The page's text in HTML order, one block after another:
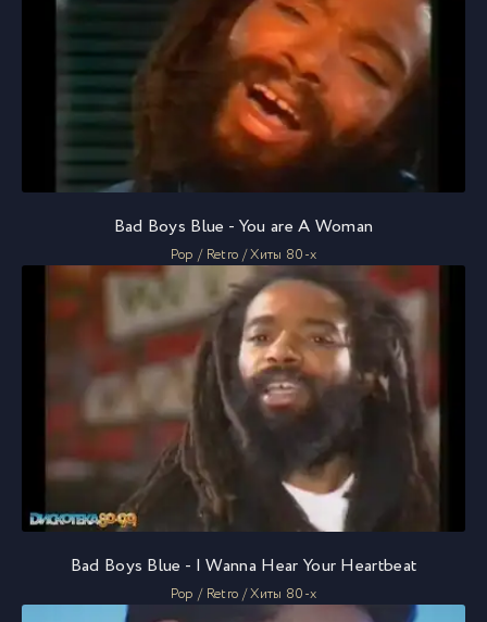
Bad Boys Blue - You are A Woman
Pop / Retro / Хиты 80-х
Bad Boys Blue - I Wanna Hear Your Heartbeat
Pop / Retro / Хиты 80-х